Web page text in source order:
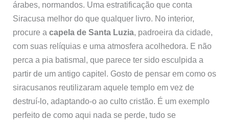
árabes, normandos. Uma estratificação que conta
Siracusa melhor do que qualquer livro. No interior,
procure a capela de Santa Luzia, padroeira da cidade,
com suas relíquias e uma atmosfera acolhedora. E não
perca a pia batismal, que parece ter sido esculpida a
partir de um antigo capitel. Gosto de pensar em como os
siracusanos reutilizaram aquele templo em vez de
destruí-lo, adaptando-o ao culto cristão. É um exemplo
perfeito de como aqui nada se perde, tudo se